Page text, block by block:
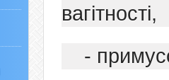
вагітності,
-